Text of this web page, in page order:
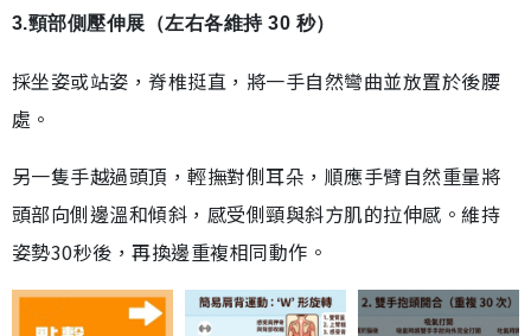
3.頸部側壓伸展（左右各維持 30 秒）
採坐姿或站姿，脊椎挺直，將一手自然彎曲並放置於後腰
處。
另一隻手越過頭頂，輕撫對側耳朵，順應手臂自然重量將
頭部向側邊溫和傾斜，感受側頸與斜方肌的拉伸感。維持
姿勢30秒後，再換邊重複相同動作。